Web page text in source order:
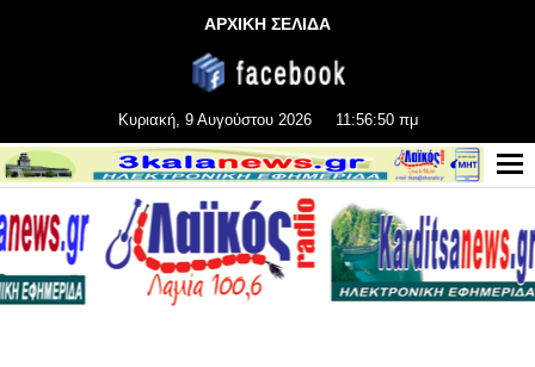
ΑΡΧΙΚΗ ΣΕΛΙΔΑ
Κυριακή, 9 Αυγούστου 2026 11:56:50 πμ